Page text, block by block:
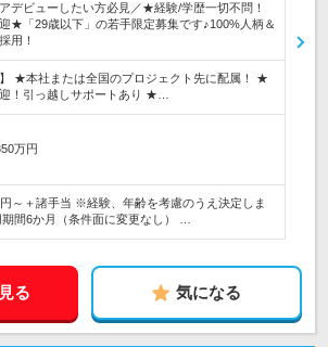
デビューしたい方必見／★経験/学歴一切不問！
★「29歳以下」の若手限定募集です♪100%人柄＆
用！
】 ★本社または全国のプロジェクト先に配属！ ★
！引っ越しサポートあり ★…
万円
～＋諸手当 ※経験、年齢を考慮のうえ決定しま
間6か月（条件面に変更なし） …
る 気になる